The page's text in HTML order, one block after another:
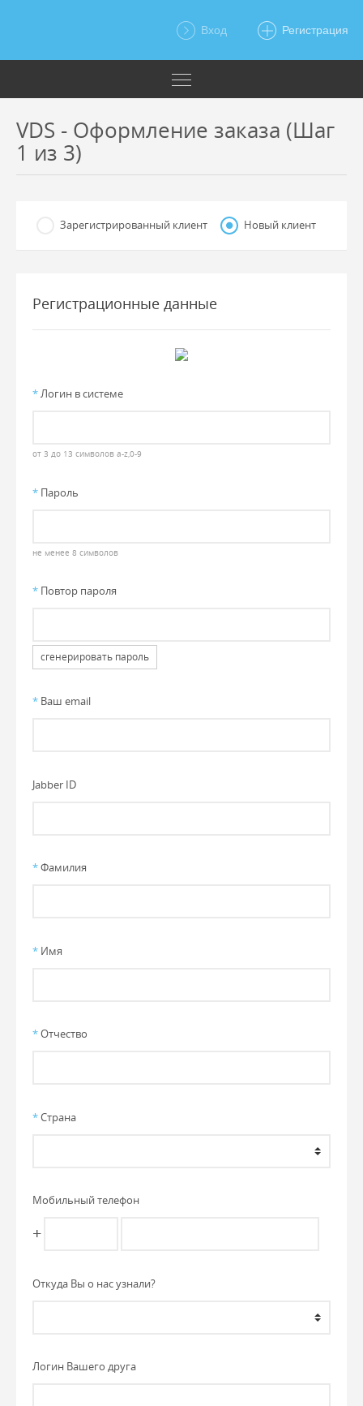
Вход Регистрация
VDS - Оформление заказа (Шаг
1 из 3)
Зарегистрированный клиент Новый клиент
Регистрационные данные
*Логин в системе
от 3 до 13 символов a-z,0-9
* Пароль
не менее 8 символов
* Повтор пароля
сгенерировать пароль
* Ваш email
Jabber ID
*Фамилия
* Имя
*Отчество
*Страна
Мобильный телефон
+
Откуда Вы о нас узнали?
Логин Вашего друга